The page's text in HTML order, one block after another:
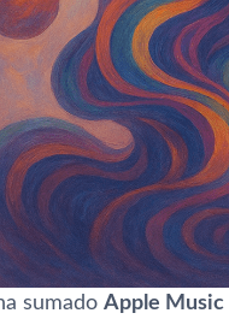
sumado Apple Music